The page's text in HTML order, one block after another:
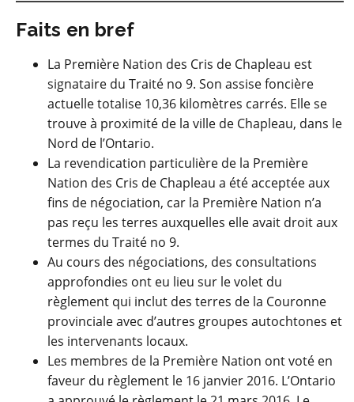
Faits en bref
La Première Nation des Cris de Chapleau est
signataire du Traité no 9. Son assise foncière
actuelle totalise 10,36 kilomètres carrés. Elle se
trouve à proximité de la ville de Chapleau, dans le
Nord de l’Ontario.
La revendication particulière de la Première
Nation des Cris de Chapleau a été acceptée aux
fins de négociation, car la Première Nation n’a
pas reçu les terres auxquelles elle avait droit aux
termes du Traité no 9.
Au cours des négociations, des consultations
approfondies ont eu lieu sur le volet du
règlement qui inclut des terres de la Couronne
provinciale avec d’autres groupes autochtones et
les intervenants locaux.
Les membres de la Première Nation ont voté en
faveur du règlement le 16 janvier 2016. L’Ontario